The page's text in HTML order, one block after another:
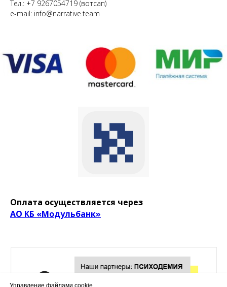
Тел.: +7 9267054719 (вотсап)
e-mail: info@narrative.team
Оплата осуществляется через
АО КБ «Модульбанк»